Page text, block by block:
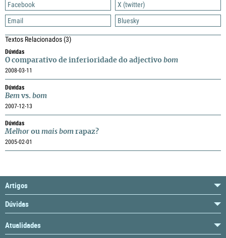
Facebook
X (twitter)
Email
Bluesky
Textos Relacionados(3)
Dúvidas
O comparativo de inferioridade do adjectivo bom
2008-03-11
Dúvidas
Bem vs. bom
2007-12-13
Dúvidas
Melhor ou mais bom rapaz?
2005-02-01
Artigos
Dúvidas
Atualidades